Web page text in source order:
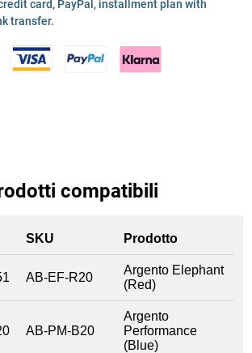
card, PayPal, installment plan with
transfer.
compatibili
SKU Prodotto
AB-EF-R20
Argento Elephant
(Red)
AB-PM-B20
Argento
Performance
(Blue)